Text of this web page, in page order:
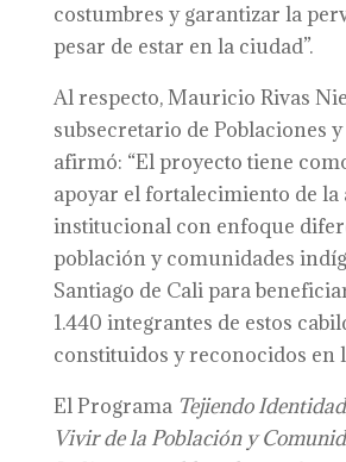
costumbres y garantizar la
pesar de estar en la ciudad”.
Al respecto, Mauricio Rivas
subsecretario de Poblaciones y
afirmó: “El proyecto tiene
apoyar el fortalecimiento de la
institucional con enfoque
población y comunidades
Santiago de Cali para
1.440 integrantes de estos
constituidos y reconocidos en
El Programa Tejiendo
Vivir de la Población y